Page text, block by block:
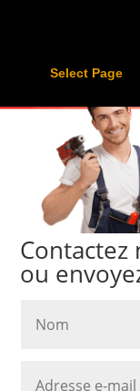
Select Page
Contactez
ou